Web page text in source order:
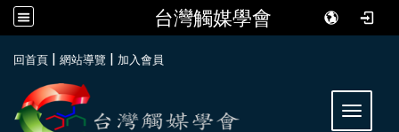
台灣觸媒學會
回首頁 | 網站導覽 | 加入會員
Toggle